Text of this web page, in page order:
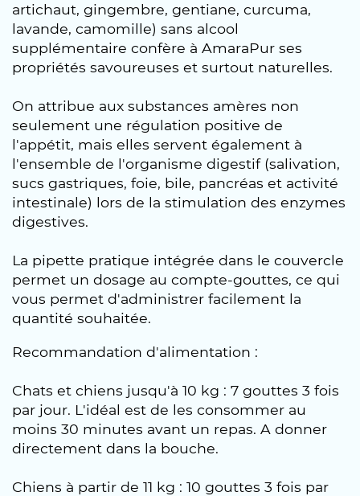
artichaut, gingembre, gentiane, curcuma,
lavande, camomille) sans alcool
supplémentaire confère à AmaraPur ses
propriétés savoureuses et surtout naturelles.
On attribue aux substances amères non
seulement une régulation positive de
l'appétit, mais elles servent également à
l'ensemble de l'organisme digestif (salivation,
sucs gastriques, foie, bile, pancréas et activité
intestinale) lors de la stimulation des enzymes
digestives.
La pipette pratique intégrée dans le couvercle
permet un dosage au compte-gouttes, ce qui
vous permet d'administrer facilement la
quantité souhaitée.
Recommandation d'alimentation :
Chats et chiens jusqu'à 10 kg : 7 gouttes 3 fois
par jour. L'idéal est de les consommer au
moins 30 minutes avant un repas. A donner
directement dans la bouche.
Chiens à partir de 11 kg : 10 gouttes 3 fois par